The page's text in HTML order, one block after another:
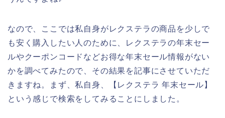
なので、ここでは私自身がレクステラの商品を少しで
も安く購入したい人のために、レクステラの年末セー
ルやクーポンコードなどお得な年末セール情報がない
かを調べてみたので、その結果を記事にさせていただ
きますね。まず、私自身、【レクステラ 年末セール】
という感じで検索をしてみることにしました。